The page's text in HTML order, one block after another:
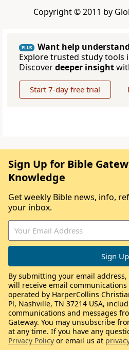
Copyright © 2011 by
PLUS
Want help
Explore trusted study tools
Discoverdeeper insight
Start 7-day free trial
Sign Up for Bible
Knowledge
Get weekly Bible news, info,
your inbox.
By submitting your email
will receive email communications
operated by HarperCollins
Pl, Nashville, TN 37214 USA,
communications and messages
Gateway. You may unsubscribe
at any time. If you have any
Privacy Policy or email us at